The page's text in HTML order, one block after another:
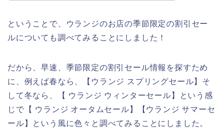
ということで、ウランジのお店の季節限定の割引セー
ルについても調べてみることにしました！
だから、早速、季節限定の割引セール情報を探すため
に、例えば春なら、【ウランジ スプリングセール】そ
して冬なら、【 ウランジ ウィンターセール】という感
じで【 ウランジ オータムセール】【ウランジ サマーセ
ール】という風に色々と調べてみることにしました。